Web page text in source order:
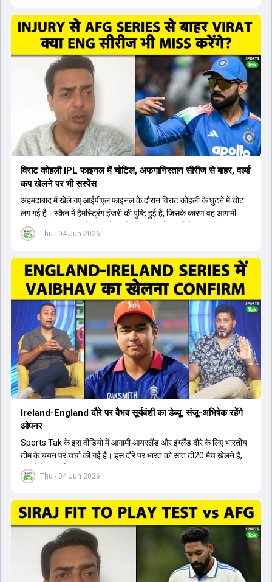
रुतुराज गायकवाड़ 58.8 की लिस्ट ए औसत के साथ एक मजबूत विकल्प हैं। संजू
सैमसन भी बड़े दावेदार हैं, जिनका वनडे क्रिकेट में 56 से ज्यादा का औसत है।
यशस्वी जायसवाल को भी मौका मिल सकता है, हालांकि उनके बैटिंग ऑर्डर पर
विचार करना होगा। इसके अलावा 82 से ज्यादा की लिस्ट ए औसत वाले देवदत्त
पडिक्कल भी एक शानदार विकल्प हो सकते हैं। टीम मैनेजमेंट स्क्वाड में पहले से
मौजूद ईशान किशन को भी नंबर तीन पर खिलाने का फैसला कर सकती है।
Thu - 04 Jun 2026
विराट कोहली IPL फाइनल में चोटिल, अफगानिस्तान सीरीज से बाहर, वर्ल्ड
कप खेलने पर भी सस्पेंस
अहमदाबाद में खेले गए आईपीएल फाइनल के दौरान विराट कोहली के घुटने में चोट
लग गई है। स्कैन में हैमस्ट्रिंग इंजरी की पुष्टि हुई है, जिसके कारण वह आगामी
अफगानिस्तान सीरीज से बाहर हो गए हैं। इस चोट से उबरने में सामान्य तौर पर 4 से
12 हफ्ते का समय लग सकता है, और अगर सर्जरी की जरूरत पड़ी तो 3 से 5 महीने
सेंटर ऑफ एक्सीलेंस जाएंगे। इस गंभीर चोट के कारण 14 जुलाई से शुरू होने वाले
इंग्लैंड दौरे और आगामी वर्ल्ड कप में उनके खेलने पर सस्पेंस बन गया है। दूसरी
तरफ, आईपीएल में इम्पैक्ट प्लेयर के तौर पर खेलने वाले रोहित शर्मा को भी अभी तक
मेडिकल क्लीयरेंस नहीं मिली है। शनिवार को मुंबई में होने वाली चयन समिति की
बैठक में यह देखना अहम होगा कि क्या चयनकर्ता विराट कोहली को फिटनेस की शर्त
पर टीम में शामिल करते हैं या नहीं।
Thu - 04 Jun 2026
Ireland-England दौरे पर वैभव सूर्यवंशी का डेब्यू, संजू-अभिषेक रहेंगे
ओपनर
Sports Tak के इस वीडियो में आगामी आयरलैंड और इंग्लैंड दौरे के लिए भारतीय
टीम के चयन पर चर्चा की गई है। इस दौरे पर भारत को सात टी20 मैच खेलने हैं,
जिसमें वैभव सूर्यवंशी का टीम में चुना जाना और डेब्यू करना तय माना जा रहा है।
हालांकि, अभिषेक शर्मा और संजू सैमसन ही टीम के फर्स्ट चॉइस ओपनर बने रहेंगे,
नंबर तीन और श्रेयस अय्यर नंबर चार पर खेलेंगे। वहीं, रजत पाटीदार फिलहाल
टी20 टीम की योजना से बाहर हैं, लेकिन वह टेस्ट क्रिकेट में वापसी कर सकते हैं।